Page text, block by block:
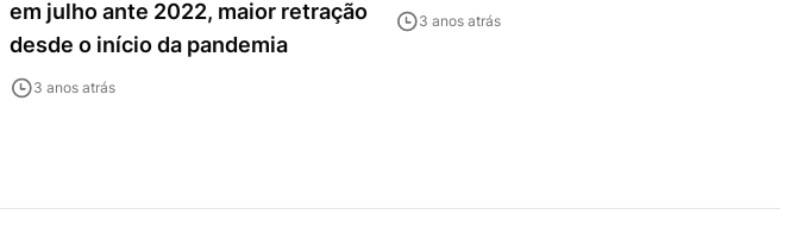
em julho ante 2022, maior retração
desde o início da pandemia
3 anos atrás
3 anos atrás